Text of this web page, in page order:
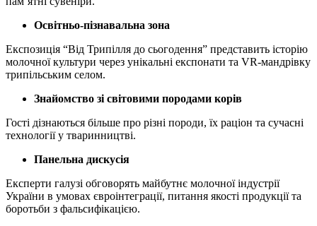
Освітньо-пізнавальна зона
Експозиція “Від Трипілля до сьогодення” представить історію
молочної культури через унікальні експонати та VR-мандрівку
трипільським селом.
Знайомство зі світовими породами корів
Гості дізнаються більше про різні породи, їх раціон та сучасні
технології у тваринництві.
Панельна дискусія
Експерти галузі обговорять майбутнє молочної індустрії
України в умовах євроінтеграції, питання якості продукції та
боротьби з фальсифікацією.